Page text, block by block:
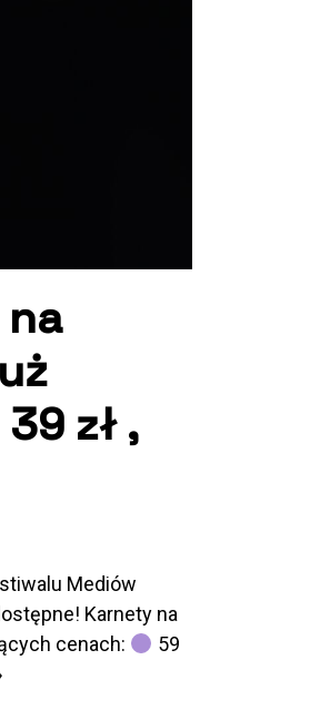
zł ,
Mediów
Karnety na
cenach:
59